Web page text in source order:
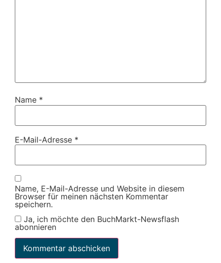
Name *
E-Mail-Adresse *
Name, E-Mail-Adresse und Website in diesem
Browser für meinen nächsten Kommentar
speichern.
Ja, ich möchte den BuchMarkt-Newsflash
abonnieren